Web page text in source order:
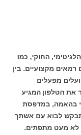
החוקי, כמו
מקצועיים. בין
מפעלים
את הטלפון המגיע
בהאמה, במדפסת
17 אינצ'. אתה מתבקש לבוא עם אשתך
לא מעט מתפתים.